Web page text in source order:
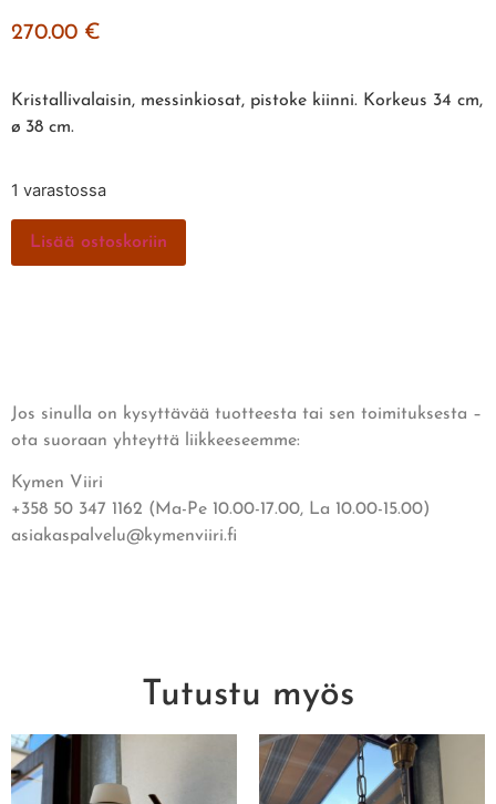
270.00 €
Kristallivalaisin, messinkiosat, pistoke kiinni. Korkeus 34 cm,
ø 38 cm.
1 varastossa
Lisää ostoskoriin
Jos sinulla on kysyttävää tuotteesta tai sen toimituksesta –
ota suoraan yhteyttä liikkeeseemme:
Kymen Viiri
+358 50 347 1162 (Ma-Pe 10.00-17.00, La 10.00-15.00)
asiakaspalvelu@kymenviiri.fi
Tutustu myös